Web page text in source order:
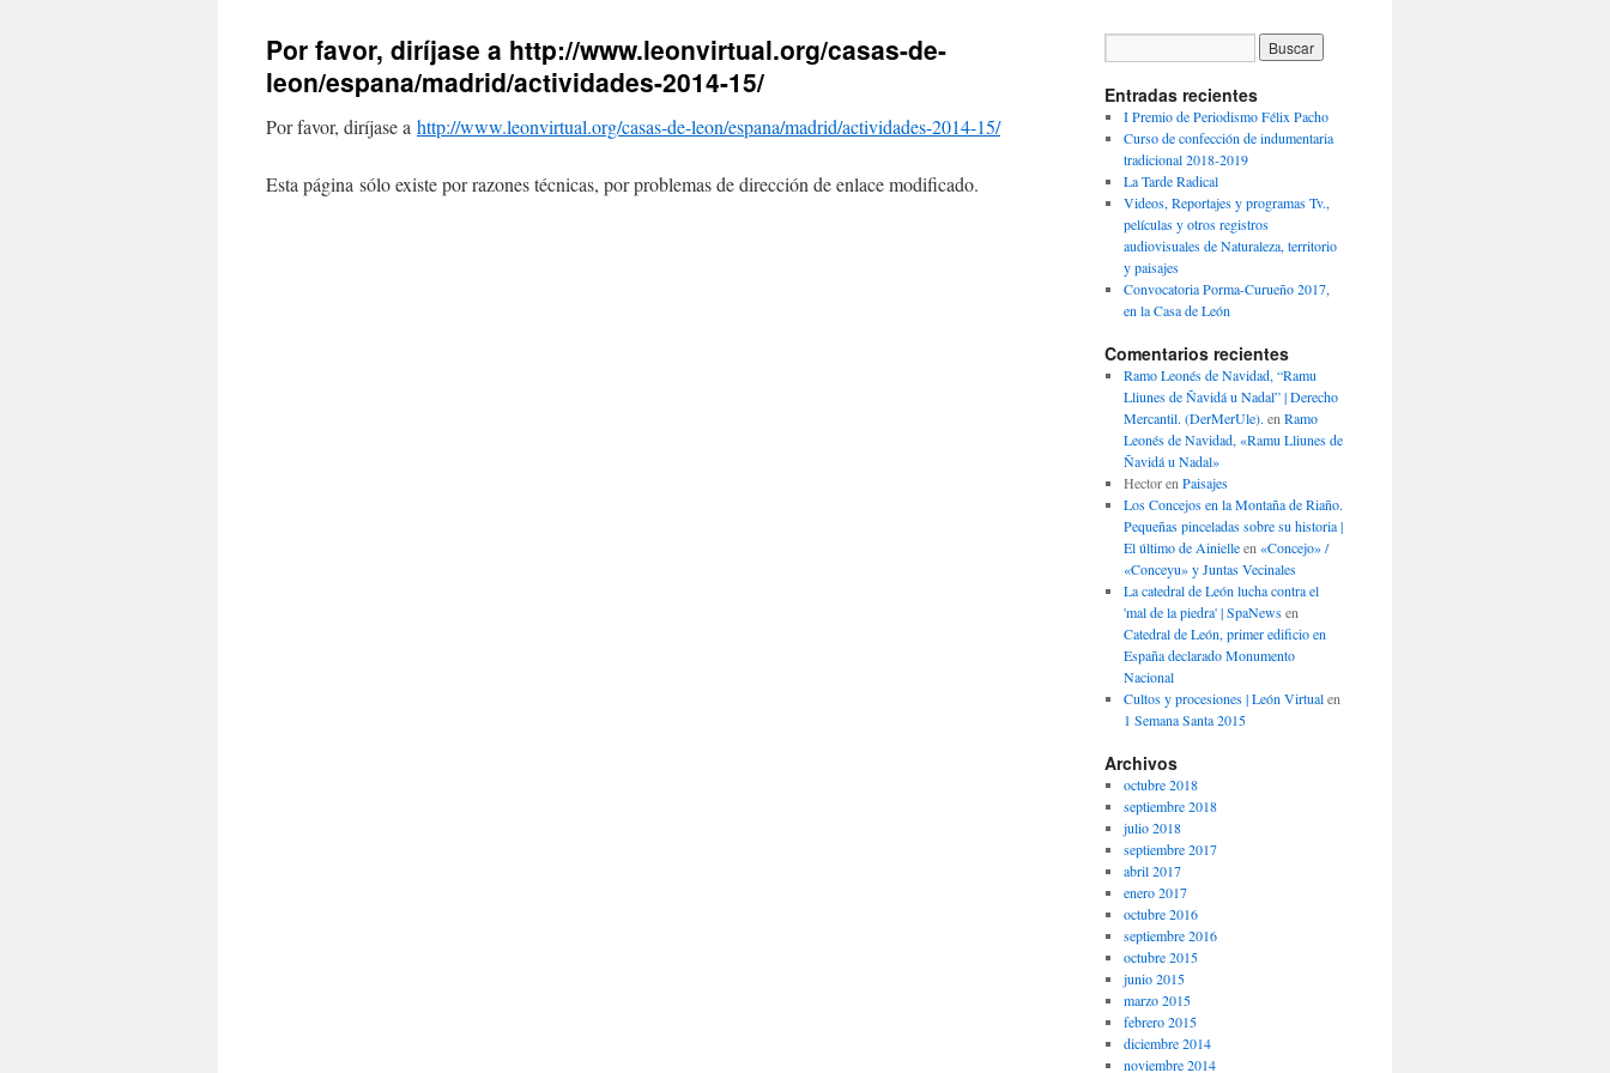
Por favor, diríjase a http://www.leonvirtual.org/casas-de-
leon/espana/madrid/actividades-2014-15/
Por favor, diríjase a http://www.leonvirtual.org/casas-de-leon/espana/madrid/actividades-2014-15/
Esta página sólo existe por razones técnicas, por problemas de dirección de enlace modificado.
Entradas recientes
I Premio de Periodismo Félix Pacho
Curso de confección de indumentaria
tradicional 2018-2019
La Tarde Radical
Videos, Reportajes y programas Tv.,
películas y otros registros
audiovisuales de Naturaleza, territorio
y paisajes
Convocatoria Porma-Curueño 2017,
en la Casa de León
Comentarios recientes
Ramo Leonés de Navidad, “Ramu
Lliunes de Ñavidá u Nadal” | Derecho
Mercantil. (DerMerUle). en Ramo
Leonés de Navidad, «Ramu Lliunes de
Ñavidá u Nadal»
Hectoren Paisajes
Los Concejos en la Montaña de Riaño.
Pequeñas pinceladas sobre su historia |
El último de Ainielleen «Concejo» /
«Conceyu» y Juntas Vecinales
La catedral de León lucha contra el
'mal de la piedra' | SpaNewsen
Catedral de León, primer edificio en
España declarado Monumento
Nacional
Cultos y procesiones | León Virtualen
1 Semana Santa 2015
Archivos
octubre 2018
septiembre 2018
julio 2018
septiembre 2017
abril 2017
enero 2017
octubre 2016
septiembre 2016
octubre 2015
junio 2015
marzo 2015
febrero 2015
diciembre 2014
noviembre 2014